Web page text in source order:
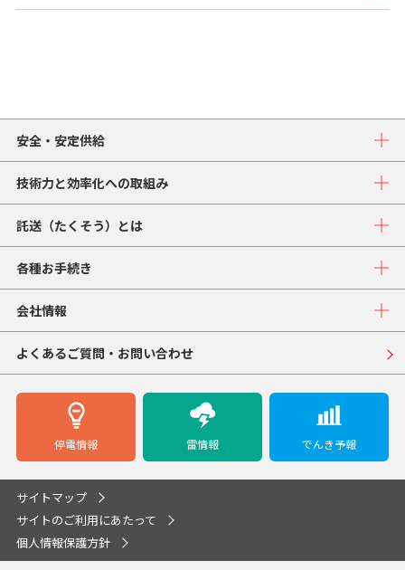
安全・安定供給
技術力と効率化への取組み
託送（たくそう）とは
各種お手続き
会社情報
よくあるご質問・お問い合わせ
停電情報 雷情報 でんき予報
サイトマップ
サイトのご利用にあたって
個人情報保護方針